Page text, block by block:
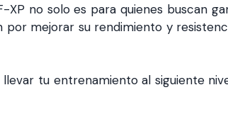
XP no solo es para quienes buscan
por mejorar su rendimiento y
tu entrenamiento al siguiente